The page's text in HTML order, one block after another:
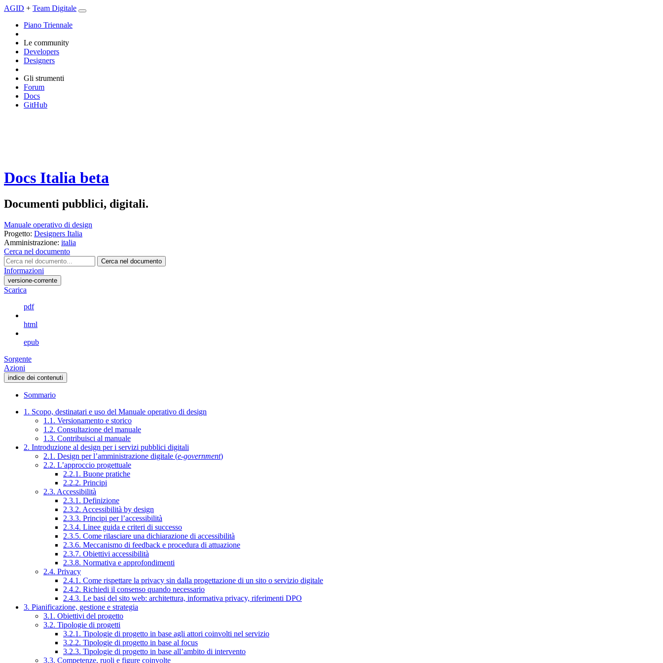
AGID + Team Digitale
Piano Triennale
Le community
Developers
Designers
Gli strumenti
Forum
Docs
GitHub
Docs Italia beta
Documenti pubblici, digitali.
Manuale operativo di design
Progetto: Designers Italia
Amministrazione: italia
Cerca nel documento
Cerca nel documento
Informazioni
versione-corrente
Scarica
pdf
html
epub
Sorgente
Azioni
indice dei contenuti
Sommario
1. Scopo, destinatari e uso del Manuale operativo di design
1.1. Versionamento e storico
1.2. Consultazione del manuale
1.3. Contribuisci al manuale
2. Introduzione al design per i servizi pubblici digitali
2.1. Design per l’amministrazione digitale (e-government)
2.2. L’approccio progettuale
2.2.1. Buone pratiche
2.2.2. Principi
2.3. Accessibilità
2.3.1. Definizione
2.3.2. Accessibilità by design
2.3.3. Principi per l’accessibilità
2.3.4. Linee guida e criteri di successo
2.3.5. Come rilasciare una dichiarazione di accessibilità
2.3.6. Meccanismo di feedback e procedura di attuazione
2.3.7. Obiettivi accessibilità
2.3.8. Normativa e approfondimenti
2.4. Privacy
2.4.1. Come rispettare la privacy sin dalla progettazione di un sito o servizio digitale
2.4.2. Richiedi il consenso quando necessario
2.4.3. Le basi del sito web: architettura, informativa privacy, riferimenti DPO
3. Pianificazione, gestione e strategia
3.1. Obiettivi del progetto
3.2. Tipologie di progetti
3.2.1. Tipologie di progetto in base agli attori coinvolti nel servizio
3.2.2. Tipologie di progetto in base al focus
3.2.3. Tipologie di progetto in base all’ambito di intervento
3.3. Competenze, ruoli e figure coinvolte